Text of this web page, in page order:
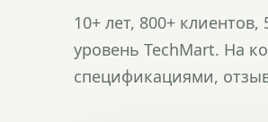
10+ лет, 800+
уровень TechMart. На
спецификациями,